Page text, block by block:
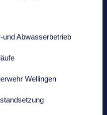
Abwasserbetrieb
Wellingen